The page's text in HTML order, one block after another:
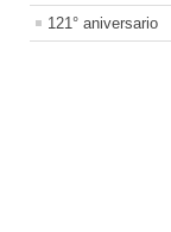
121° aniversario